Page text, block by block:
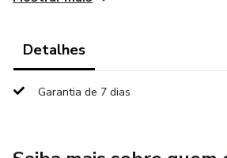
Detalhes
Garantia de 7 dias